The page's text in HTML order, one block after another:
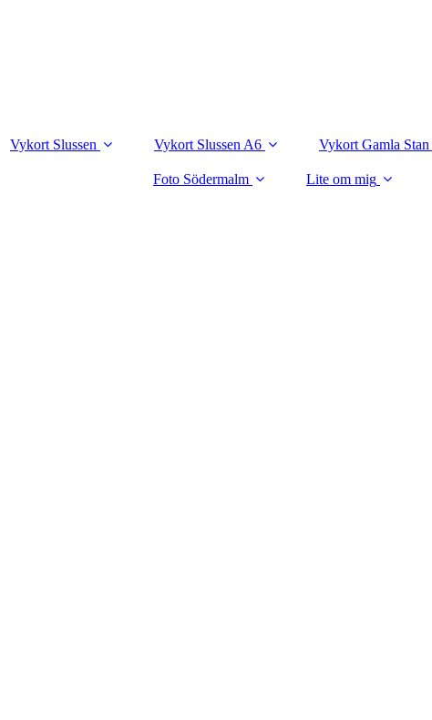
Vykort Slussen Vykort Slussen A6 Vykort Gamla Stan
Foto Södermalm Lite om mig